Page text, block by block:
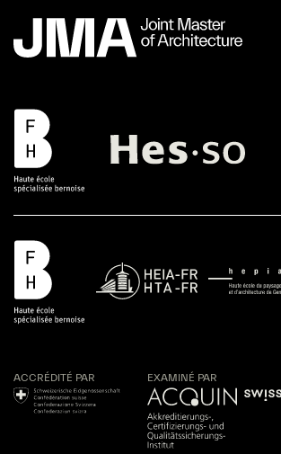
ACCRÉDITÉ PAR EXAMINÉ PAR